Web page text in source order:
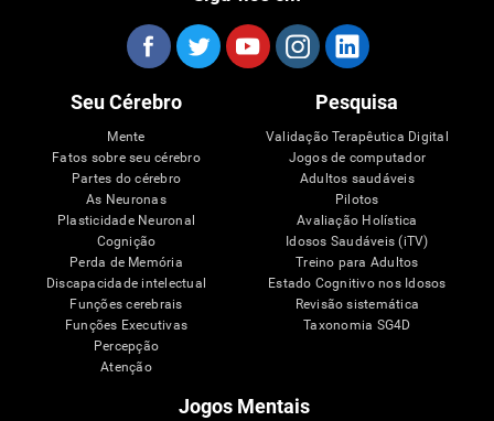
Seu Cérebro
Mente
Fatos sobre seu cérebro
Partes do cérebro
As Neuronas
Plasticidade Neuronal
Cognição
Perda de Memória
Discapacidade intelectual
Funções cerebrais
Funções Executivas
Percepção
Atenção
Pesquisa
Validação Terapêutica Digital
Jogos de computador
Adultos saudáveis
Pilotos
Avaliação Holística
Idosos Saudáveis (iTV)
Treino para Adultos
Estado Cognitivo nos Idosos
Revisão sistemática
Taxonomia SG4D
Jogos Mentais